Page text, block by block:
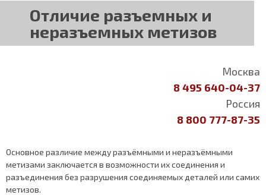
Отличие разъемных и
неразъемных метизов
Москва
8 495 640-04-37
Россия
8 800 777-87-35
Основное различие между разъёмными и неразъёмными
метизами заключается в возможности их соединения и
разъединения без разрушения соединяемых деталей или самих
метизов.